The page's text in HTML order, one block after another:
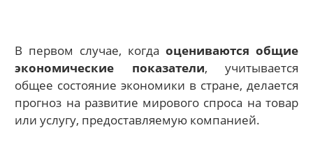
В первом случае, когда оцениваются общие
экономические показатели, учитывается
общее состояние экономики в стране, делается
прогноз на развитие мирового спроса на товар
или услугу, предоставляемую компанией.